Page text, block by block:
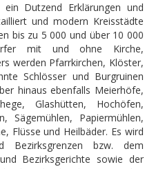
Dutzend Erklärungen und
und modern Kreisstädte
bis zu 5 000 und über 10 000
mit und ohne Kirche,
werden Pfarrkirchen, Klöster,
Schlösser und Burgruinen
hinaus ebenfalls Meierhöfe,
Glashütten, Hochöfen,
Sägemühlen, Papiermühlen,
Flüsse und Heilbäder. Es wird
Bezirksgrenzen bzw. dem
Bezirksgerichte sowie der